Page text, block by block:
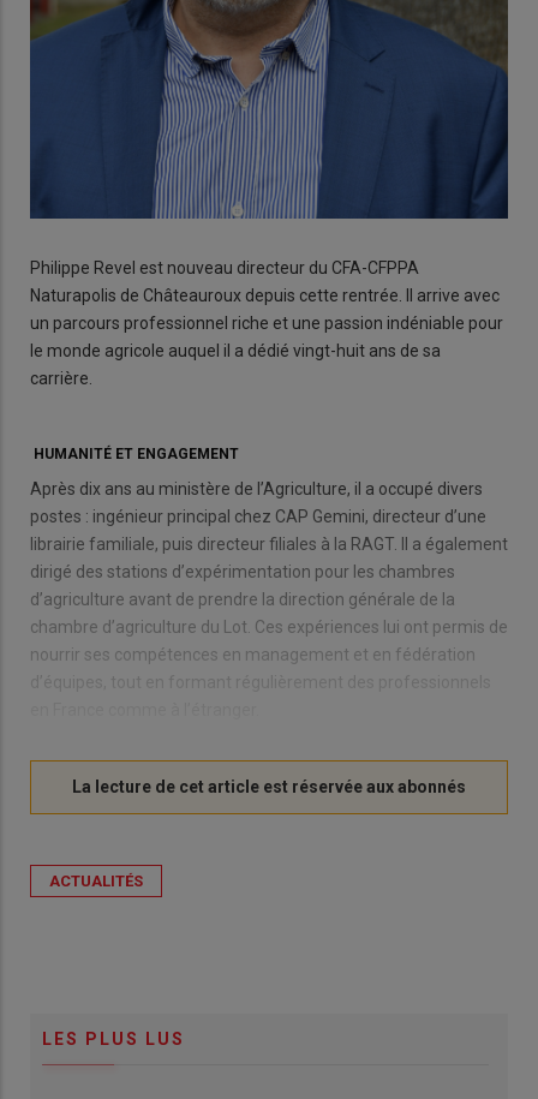
Philippe Revel est nouveau directeur du CFA-CFPPA
Naturapolis de Châteauroux depuis cette rentrée. Il arrive avec
un parcours professionnel riche et une passion indéniable pour
le monde agricole auquel il a dédié vingt-huit ans de sa
carrière.
HUMANITÉ ET ENGAGEMENT
Après dix ans au ministère de l’Agriculture, il a occupé divers
postes : ingénieur principal chez CAP Gemini, directeur d’une
librairie familiale, puis directeur filiales à la RAGT. Il a également
dirigé des stations d’expérimentation pour les chambres
d’agriculture avant de prendre la direction générale de la
chambre d’agriculture du Lot. Ces expériences lui ont permis de
nourrir ses compétences en management et en fédération
d’équipes, tout en formant régulièrement des professionnels
ACTUALITÉS
LES PLUS LUS